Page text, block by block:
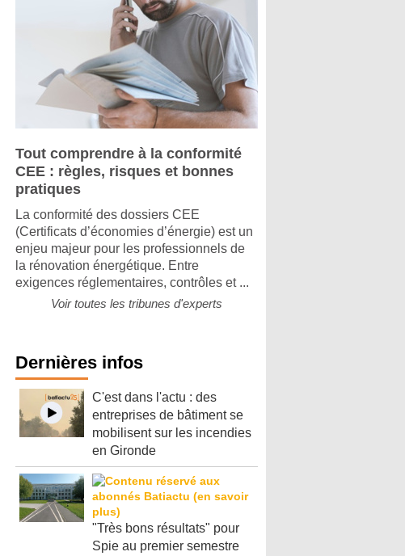
Tout comprendre à la conformité
CEE : règles, risques et bonnes
pratiques
La conformité des dossiers CEE
(Certificats d’économies d’énergie) est un
enjeu majeur pour les professionnels de
la rénovation énergétique. Entre
exigences réglementaires, contrôles et ...
Voir toutes les tribunes d'experts
Dernières infos
C'est dans l'actu : des
entreprises de bâtiment se
mobilisent sur les incendies
en Gironde
"Très bons résultats" pour
Spie au premier semestre